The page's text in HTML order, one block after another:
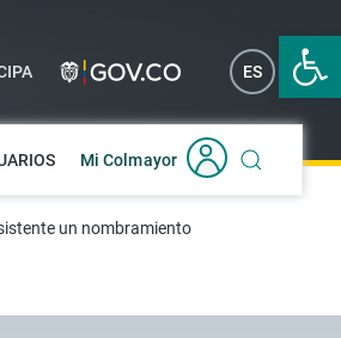
Abrir
ES EN
Mi Colmayor
un nombramiento